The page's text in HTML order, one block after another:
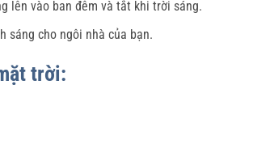
lên vào ban đêm và tắt khi trời sáng.
sáng cho ngôi nhà của bạn.
trời: